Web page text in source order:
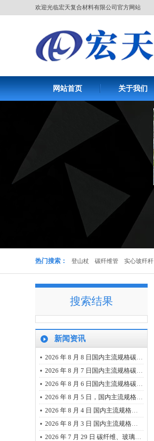
欢迎光临宏天复合材料有限公司官方网站
网站首页 关于我们
热门搜索： 登山杖 碳纤维管 实心玻纤杆
搜索结果
新闻资讯
2026 年 8 月 8 日国内主流规格碳纤维、玻璃纤维、树脂市场报价(价格小幅回落)
2026 年 8 月 7 日国内主流规格碳纤维、玻璃纤维、树脂市场报价(市场明显变动)
2026 年 8 月 6 日国内主流规格碳纤维、玻璃纤维、树脂市场报价
2026 年 8 月 5 日，国内主流规格碳纤维、玻璃纤维、树脂市场报价
2026 年 8 月 4 日 国内主流规格的碳纤维、玻璃纤维、树脂市场报价
2026 年 8 月 3 日 国内主流规格的碳纤维、玻璃纤维、树脂市场报价
2026 年 7 月 29 日 碳纤维、玻璃纤维、树脂主流规格最新市场报价
多色登山杖可定制
碳纤维管